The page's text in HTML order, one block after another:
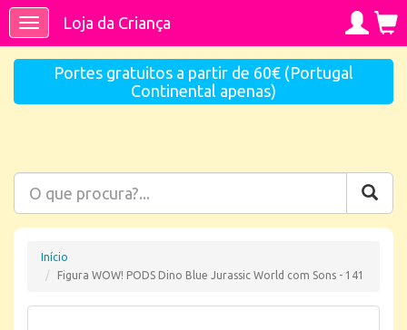
ToggleLoja da Criança
Portes gratuitos a partir de 60€ (Portugal
Continental apenas)
Início
Figura WOW! PODS Dino Blue Jurassic World com Sons - 141